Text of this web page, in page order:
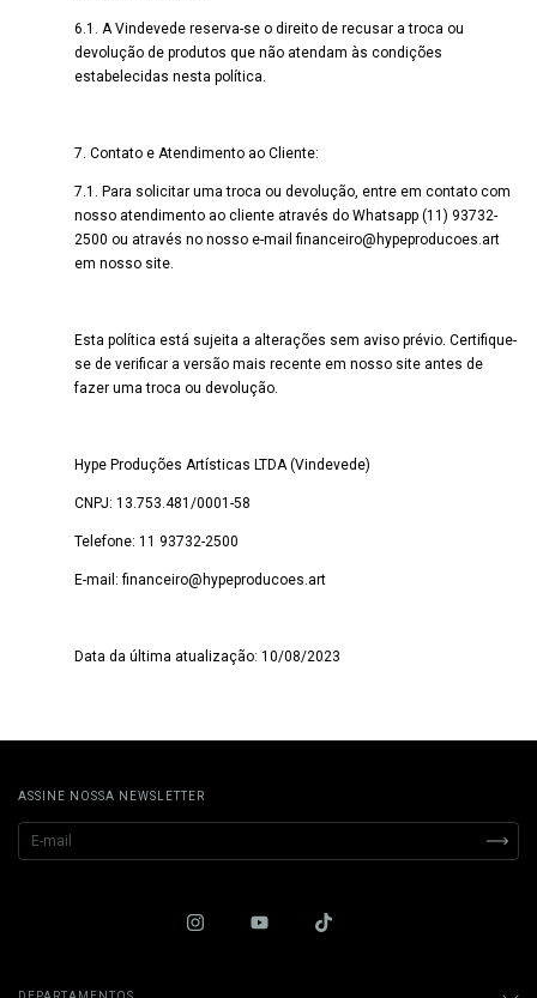
6.1. A Vindevede reserva-se o direito de recusar a troca ou
devolução de produtos que não atendam às condições
estabelecidas nesta política.
7. Contato e Atendimento ao Cliente:
7.1. Para solicitar uma troca ou devolução, entre em contato com
nosso atendimento ao cliente através do Whatsapp (11) 93732-
2500 ou através no nosso e-mailfinanceiro@hypeproducoes.art
em nosso site.
Esta política está sujeita a alterações sem aviso prévio. Certifique-
se de verificar a versão mais recente em nosso site antes de
fazer uma troca ou devolução.
Hype Produções Artísticas LTDA (Vindevede)
CNPJ: 13.753.481/0001-58
Telefone: 11 93732-2500
E-mail:financeiro@hypeproducoes.art
Data da última atualização: 10/08/2023
ASSINE NOSSA NEWSLETTER